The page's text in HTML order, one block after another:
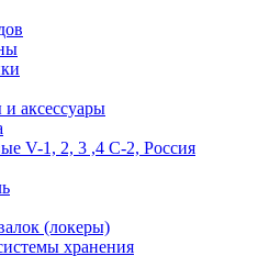
аксессуары
V-1, 2, 3 ,4 С-2, Россия
(локеры)
хранения